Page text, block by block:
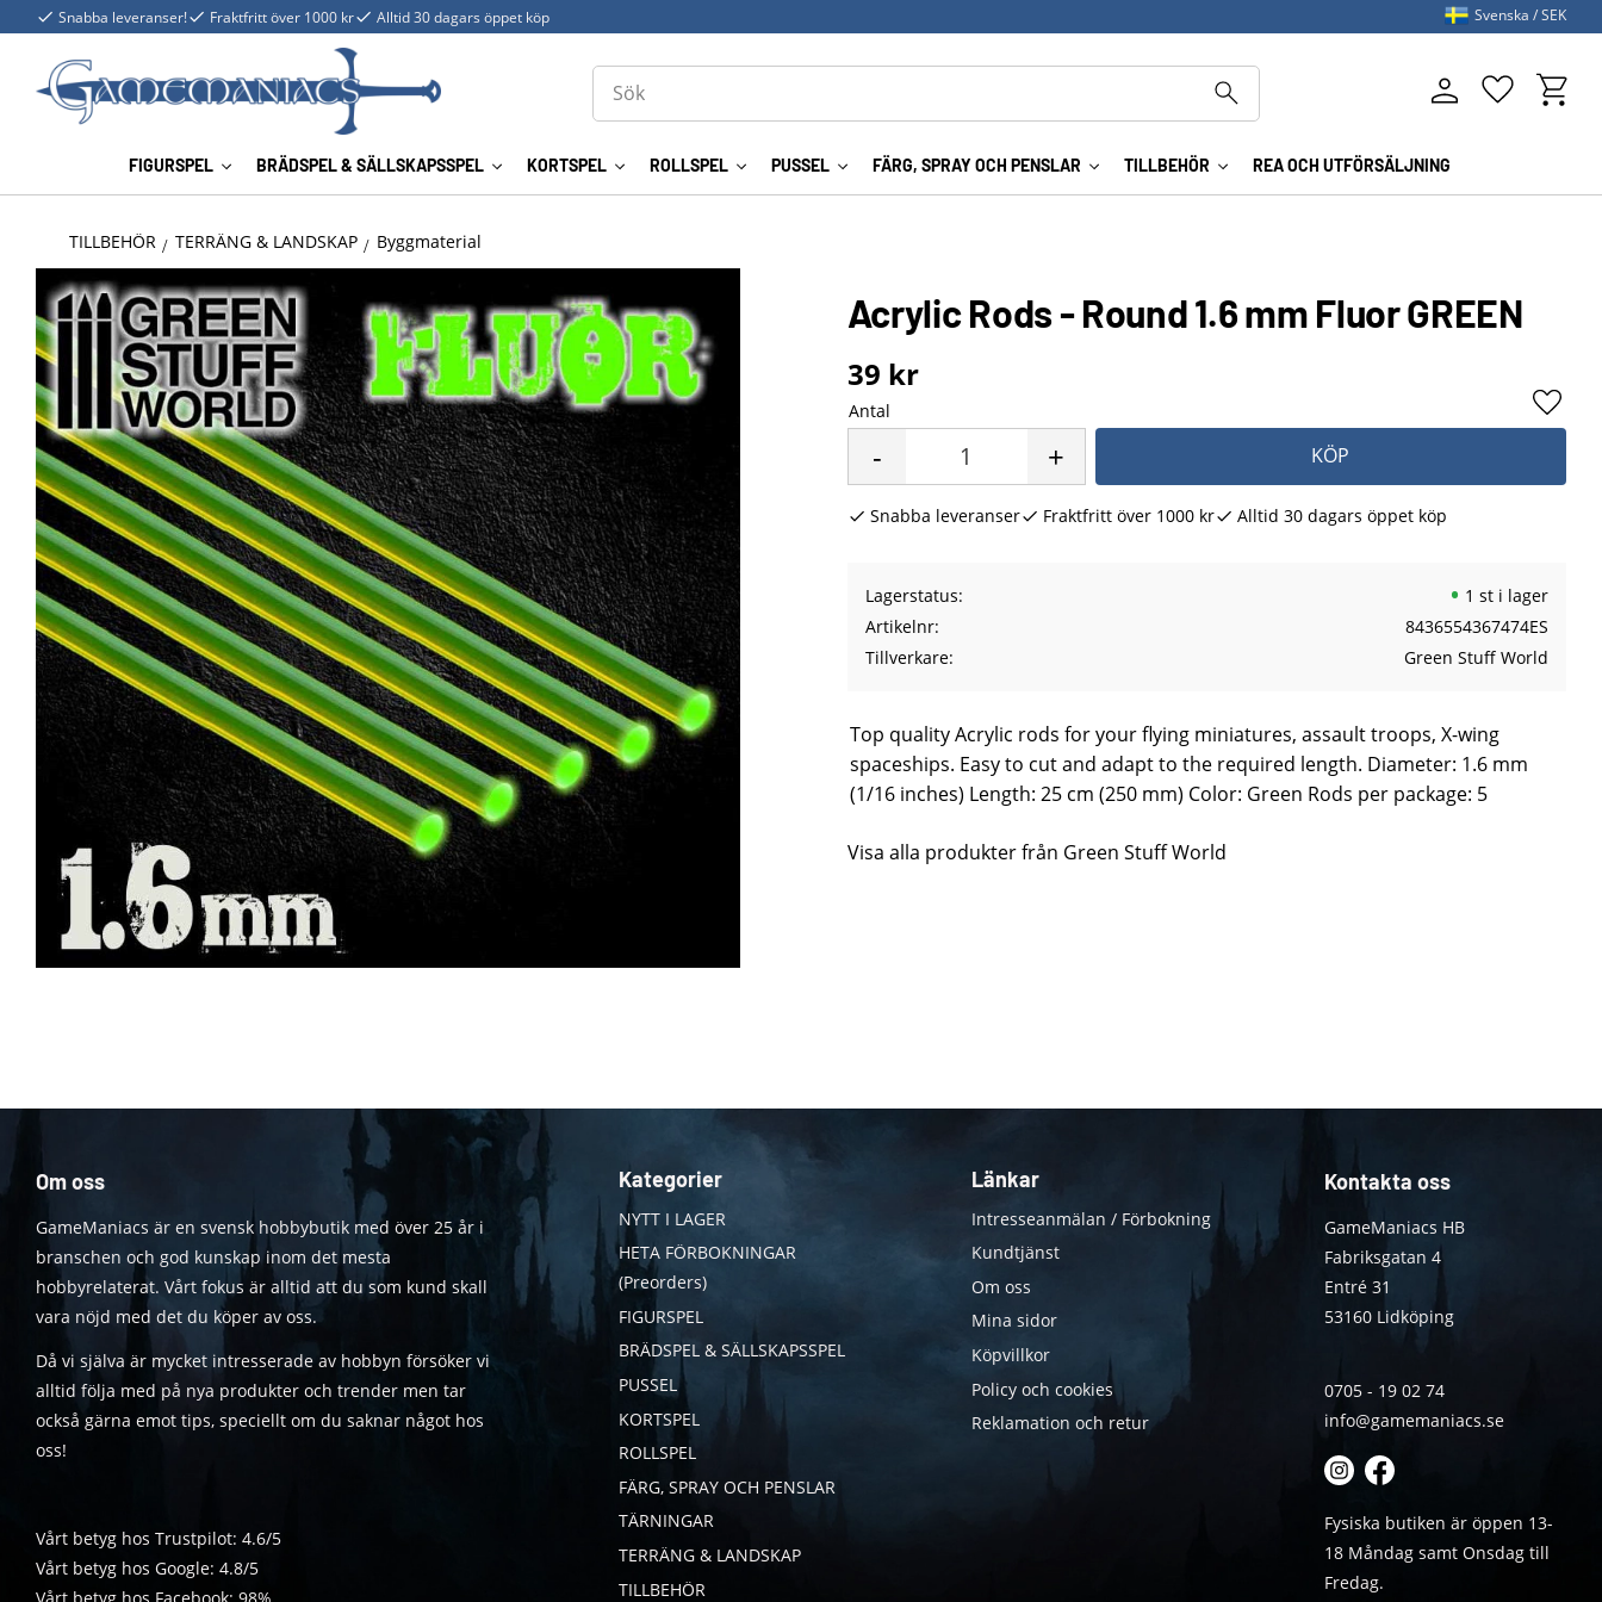
Snabba leveranser! Fraktfritt över 1000 kr Alltid 30 dagars öppet köp
FIGURSPEL BRÄDSPEL & SÄLLSKAPSSPEL KORTSPEL ROLLSPEL PUSSEL FÄRG, SPRAY OCH PENSLAR TILLBEHÖR REA OCH UTFÖRSÄLJNING
Favoriter
Svenska SEK
TILLBEHÖR TERRÄNG & LANDSKAP Byggmaterial
Acrylic Rods - Round 1.6 mm Fluor GREEN
39 kr
Antal
+
- KÖP
Lägg
Snabba leveranser Fraktfritt över 1000 kr Alltid 30 dagars öppet köp
Lagerstatus
1 st i lager
Artikelnr
8436554367474ES
Tillverkare
Green Stuff World
Top quality Acrylic rods for your flying miniatures, assault troops, X-wing
spaceships. Easy to cut and adapt to the required length. Diameter: 1.6 mm
(1/16 inches) Length: 25 cm (250 mm) Color: Green Rods per package: 5
Visa alla produkter från Green Stuff World
Om oss
GameManiacs är en svensk hobbybutik med över 25 år i
branschen och god kunskap inom det mesta
hobbyrelaterat. Vårt fokus är alltid att du som kund skall
vara nöjd med det du köper av oss.
Då vi själva är mycket intresserade av hobbyn försöker vi
alltid följa med på nya produkter och trender men tar
också gärna emot tips, speciellt om du saknar något hos
oss!
Vårt betyg hos Trustpilot: 4.6/5
Vårt betyg hos Google: 4.8/5
Kategorier
NYTT I LAGER
HETA FÖRBOKNINGAR
(Preorders)
FIGURSPEL
BRÄDSPEL & SÄLLSKAPSSPEL
PUSSEL
KORTSPEL
ROLLSPEL
FÄRG, SPRAY OCH PENSLAR
TÄRNINGAR
TERRÄNG & LANDSKAP
TILLBEHÖR
Länkar
Intresseanmälan / Förbokning
Kundtjänst
Om oss
Mina sidor
Köpvillkor
Policy och cookies
Reklamation och retur
Kontakta oss
GameManiacs HB
Fabriksgatan 4
Entré 31
53160 Lidköping
0705 - 19 02 74
info@gamemaniacs.se
Fysiska butiken är öppen 13-
18 Måndag samt Onsdag till
Fredag.